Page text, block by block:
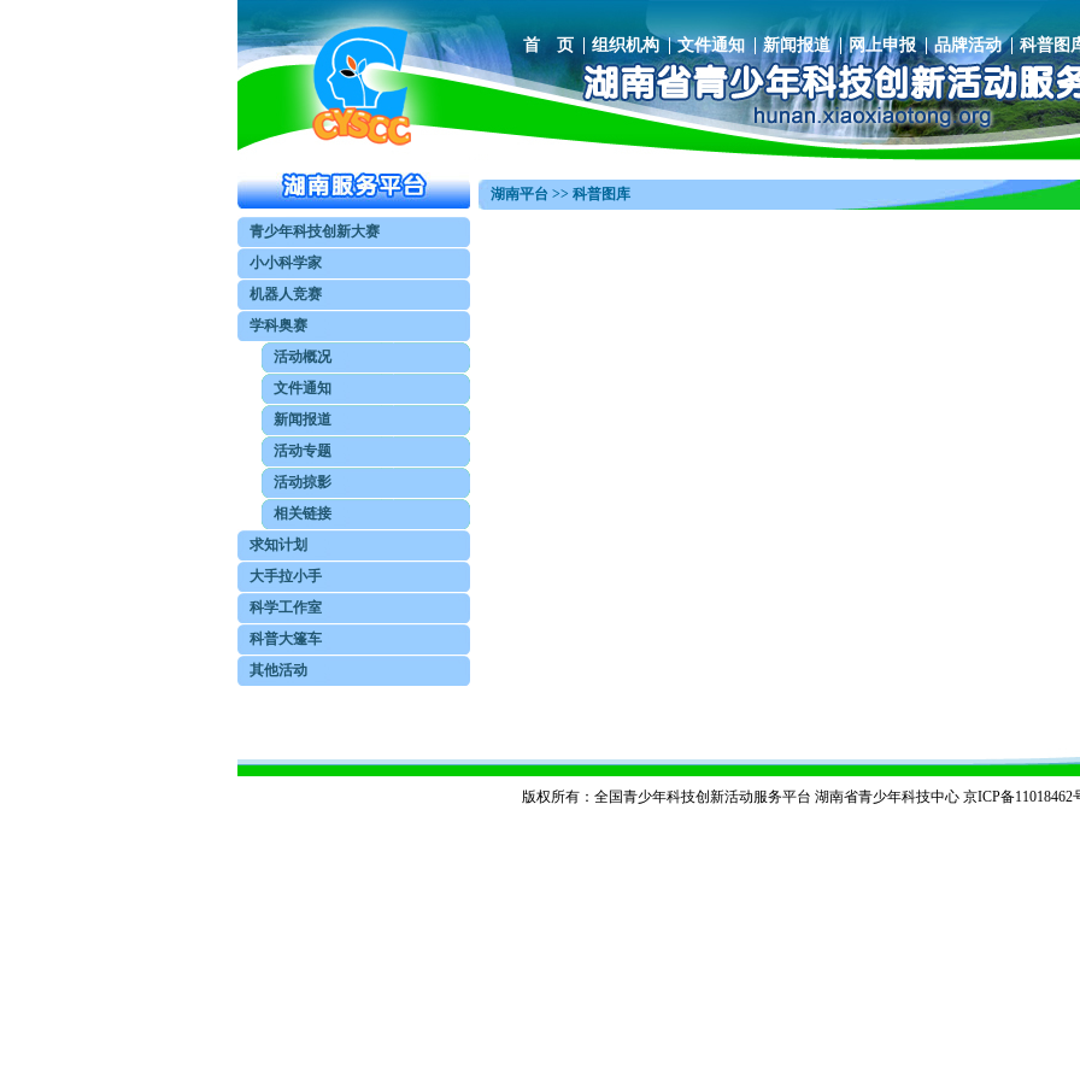
首 页 组织机构 文件通知 新闻报道 网上申报 品牌活动 科普图
青少年科技创新大赛
小小科学家
机器人竞赛
学科奥赛
活动概况
文件通知
新闻报道
活动专题
活动掠影
相关链接
求知计划
大手拉小手
科学工作室
科普大篷车
其他活动
湖南平台 >> 科普图库
版权所有：全国青少年科技创新活动服务平台 湖南省青少年科技中心 京ICP备11018462